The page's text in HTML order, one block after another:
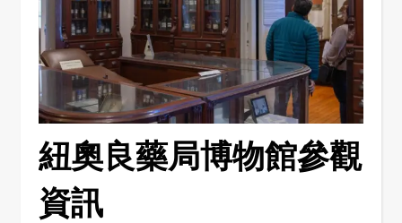
紐奧良藥局博物館參觀
資訊